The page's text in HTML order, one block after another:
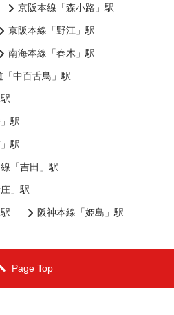
京阪本線「森小路」駅
京阪本線「野江」駅
南海本線「春木」駅
中百舌鳥」駅
駅
駅
「吉田」駅
」駅
阪神本線「姫島」駅
Page Top